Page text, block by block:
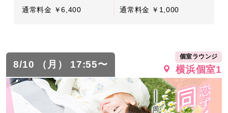
通常料金 ￥6,400 通常料金 ￥1,000
8/10 （月） 17:55〜
個室ラウンジ
横浜個室1